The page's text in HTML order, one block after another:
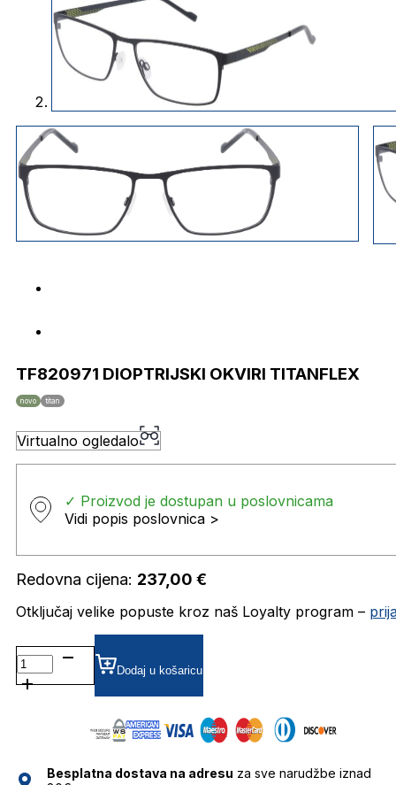
TF820971 DIOPTRIJSKI OKVIRI TITANFLEX
novo titan
Virtualno ogledalo
✓ Proizvod je dostupan u poslovnicama
Vidi popis poslovnica >
Redovna cijena: 237,00 €
Otključaj velike popuste kroz naš Loyalty program –
TF820971 DIOPTRIJSKI
OKVIRI
TITANFLEX
Dodaj u košaricu
Besplatna dostava na adresu za sve narudžbe iznad